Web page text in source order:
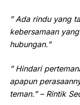
” Ada rindu yang
kebersamaan
hubungan.”
” Hindari
apapun
teman.” – Rintik